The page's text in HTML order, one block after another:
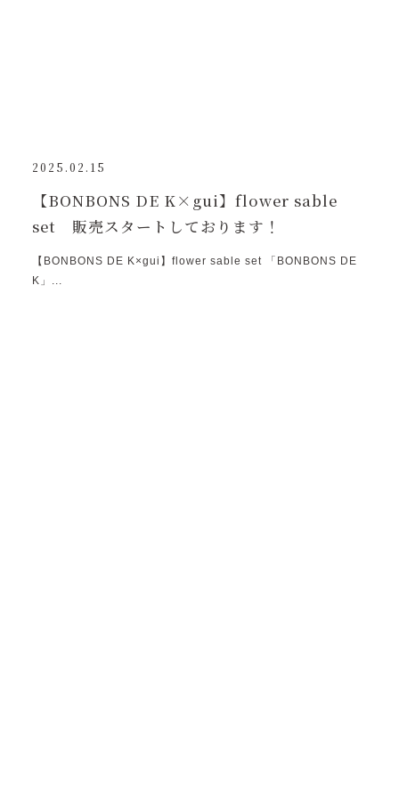
2025.02.15
【BONBONS DE K×gui】flower sable
set 販売スタートしております！
【BONBONS DE K×gui】flower sable set 「BONBONS DE
K」...